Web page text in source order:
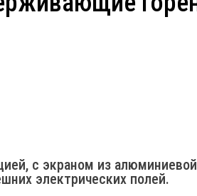
c экраном из
электрических полей.